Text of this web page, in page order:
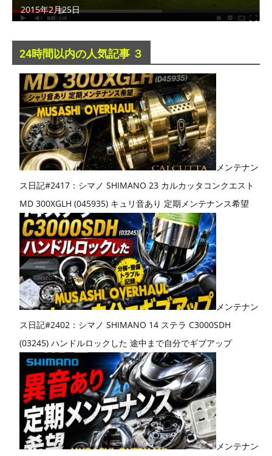
2015年2月25日
24時間以内の人気記事 ３
メンテナン
ス日記#2417：シマノ SHIMANO 23 カルカッタコンクエスト
MD 300XGLH (045935) キュリ音あり 定期メンテナンス希望
メンテナン
ス日記#2402：シマノ SHIMANO 14 ステラ C3000SDH
(03245) ハンドルロックした 途中まで自分でギブアップ
メンテナン